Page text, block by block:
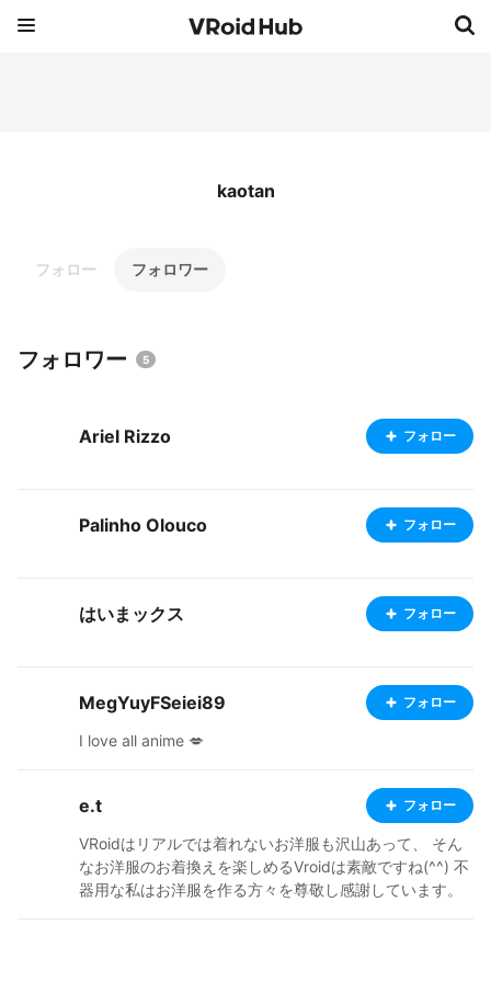
kaotan
フォロー フォロワー
フォロワー 5
Ariel Rizzo フォロー
Palinho Olouco フォロー
はいまックス フォロー
MegYuyFSeiei89 フォロー
I love all anime 💋
e.t フォロー
VRoidはリアルでは着れないお洋服も沢山あって、 そん
なお洋服のお着換えを楽しめるVroidは素敵ですね(^^) 不
器用な私はお洋服を作る方々を尊敬し感謝しています。